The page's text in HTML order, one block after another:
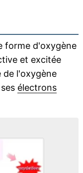
forme d'oxygène
et excitée
de l'oxygène
électrons